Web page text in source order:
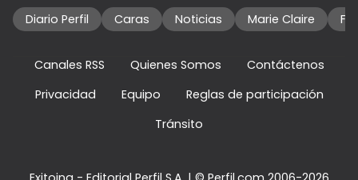
Diario Perfil Caras Noticias Marie Claire
Canales RSS Quienes Somos
Contáctenos
Privacidad
Equipo
Reglas de participación
Tránsito